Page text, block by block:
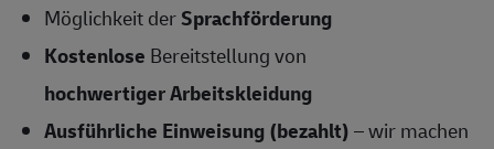
Möglichkeit derSprachförderung
Kostenlose Bereitstellung von
hochwertiger Arbeitskleidung
Ausführliche Einweisung (bezahlt)– wir machen